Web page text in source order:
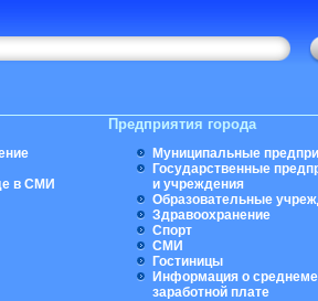
в СМИ
Предприятия города
Муниципальные
Государственные
и учреждения
Образовательные
Здравоохранение
Спорт
СМИ
Гостиницы
Информация о
заработной плате